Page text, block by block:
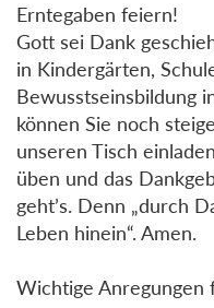
Erntegaben feiern!
Gott sei Dank
in Kindergärten,
Bewusstseinsbildung
können Sie noch
unseren Tisch
üben und das
geht’s. Denn „durch
Leben hinein“. Amen.
Wichtige Anregungen